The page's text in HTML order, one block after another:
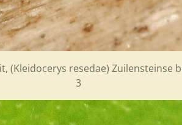
(Kleidocerys resedae) Zuilensteinse
3